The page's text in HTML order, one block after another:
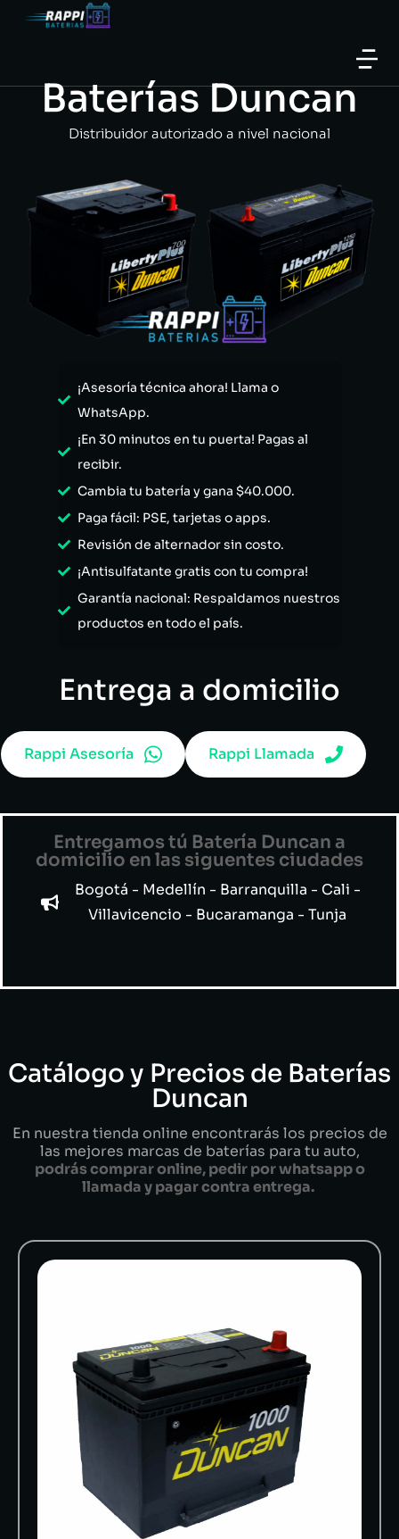
Baterías Duncan
Distribuidor autorizado a nivel nacional
¡Asesoría técnica ahora! Llama o
WhatsApp.
¡En 30 minutos en tu puerta! Pagas al
recibir.
Cambia tu batería y gana $40.000.
Paga fácil: PSE, tarjetas o apps.
Revisión de alternador sin costo.
¡Antisulfatante gratis con tu compra!
Garantía nacional: Respaldamos nuestros
productos en todo el país.
Entrega a domicilio
Rappi Asesoría Rappi Llamada
Entregamos tú Batería Duncan a
domicilio en las siguentes ciudades
Bogotá - Medellín - Barranquilla - Cali -
Villavicencio - Bucaramanga - Tunja
Catálogo y Precios de Baterías
Duncan
En nuestra tienda online encontrarás los precios de
las mejores marcas de baterías para tu auto,
podrás comprar online, pedir por whatsapp o
llamada y pagar contra entrega.